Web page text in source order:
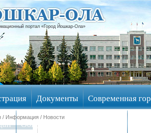
портал «Город Йошкар-Ола»
Документы Современная
Общественные обсуждения
/ Информация / Новости